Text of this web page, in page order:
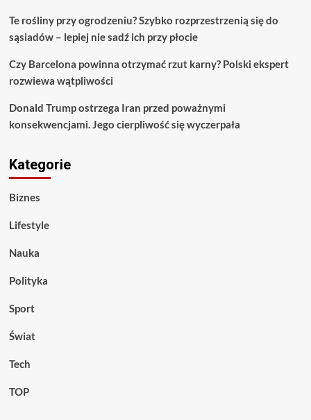
Te rośliny przy ogrodzeniu? Szybko rozprzestrzenią się do
sąsiadów – lepiej nie sadź ich przy płocie
Czy Barcelona powinna otrzymać rzut karny? Polski ekspert
rozwiewa wątpliwości
Donald Trump ostrzega Iran przed poważnymi
konsekwencjami. Jego cierpliwość się wyczerpała
Kategorie
Biznes
Lifestyle
Nauka
Polityka
Sport
Świat
Tech
TOP